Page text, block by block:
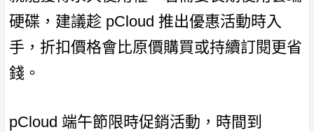
硬碟，建議趁 pCloud 推出優惠活動時入
手，折扣價格會比原價購買或持續訂閱更省
錢。
pCloud 端午節限時促銷活動，時間到